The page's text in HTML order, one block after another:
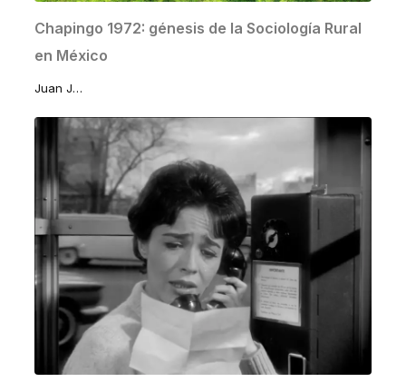
Chapingo 1972: génesis de la Sociología Rural
en México
Juan José Lomelí Sánchez